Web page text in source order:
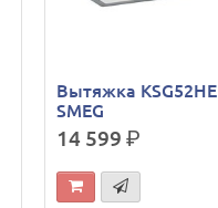
Вытяжка KSG52HE
SMEG
14 599 р.